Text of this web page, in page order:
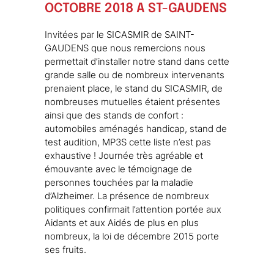
OCTOBRE 2018 A ST-GAUDENS
Invitées par le SICASMIR de SAINT-
GAUDENS que nous remercions nous
permettait d’installer notre stand dans cette
grande salle ou de nombreux intervenants
prenaient place, le stand du SICASMIR, de
nombreuses mutuelles étaient présentes
ainsi que des stands de confort :
automobiles aménagés handicap, stand de
test audition, MP3S cette liste n’est pas
exhaustive ! Journée très agréable et
émouvante avec le témoignage de
personnes touchées par la maladie
d’Alzheimer. La présence de nombreux
politiques confirmait l’attention portée aux
Aidants et aux Aidés de plus en plus
nombreux, la loi de décembre 2015 porte
ses fruits.